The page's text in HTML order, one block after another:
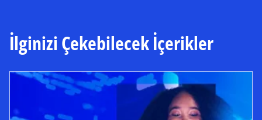
İlginizi Çekebilecek İçerikler